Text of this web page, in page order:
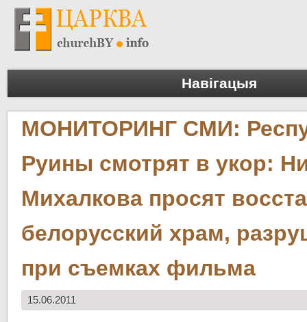
Навігацыя
МОНИТОРИНГ СМИ:
Руины смотрят в укор:
Михалкова просят
белорусский храм,
при съемках фильма
15.06.2011